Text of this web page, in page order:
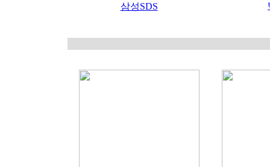
삼성SDS